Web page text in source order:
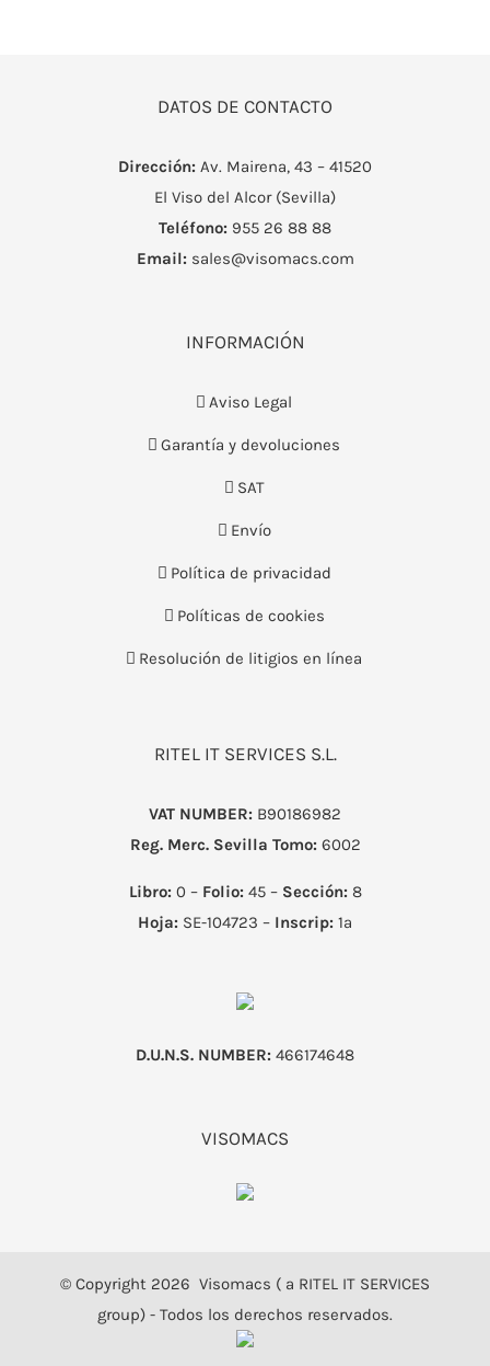
DATOS DE CONTACTO
Dirección: Av. Mairena, 43 – 41520
El Viso del Alcor (Sevilla)
Teléfono: 955 26 88 88
Email:sales@visomacs.com
INFORMACIÓN
Aviso Legal
Garantía y devoluciones
SAT
Envío
Política de privacidad
Políticas de cookies
Resolución de litigios en línea
RITEL IT SERVICES S.L.
VAT NUMBER: B90186982
Reg. Merc. Sevilla Tomo:6002
Libro:0 – Folio:45 – Sección:8
Hoja: SE-104723 – Inscrip: 1ª
D.U.N.S. NUMBER: 466174648
VISOMACS
© Copyright 2026 Visomacs ( a RITEL IT SERVICES
group) - Todos los derechos reservados.